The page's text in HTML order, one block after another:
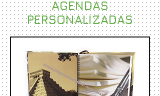
AGENDAS
PERSONALIZADAS